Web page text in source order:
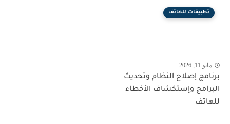
تطبيقات للهاتف
مايو 11, 2026
برنامج إصلاح النظام وتحديث
البرامج وإستكشاف الأخطاء
للهاتف